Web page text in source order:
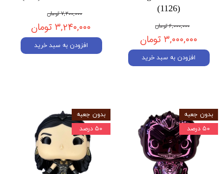
(1126)
۶,۰۰۰,۰۰۰ تومان
۳,۰۰۰,۰۰۰ تومان
افزودن به سبد خرید
۷,۲۰۰,۰۰۰ تومان
۳,۲۴۰,۰۰۰ تومان
افزودن به سبد خرید
بدون جعبه
۵۰ درصد
بدون جعبه
۵۰ درصد